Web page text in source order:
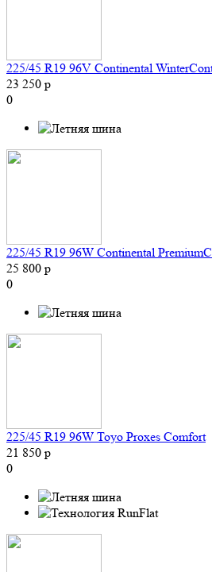
225/45 R19 96V Continental
23 250 р
0
225/45 R19 96W Continental
25 800 р
0
225/45 R19 96W Toyo Proxes Comfort
21 850 р
0